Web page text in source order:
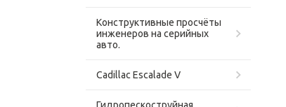
Конструктивные просчёты
инженеров на серийных
авто.
Cadillac Escalade V